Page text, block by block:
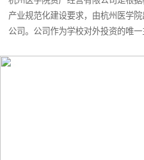
产业规范化建设要求，由杭州医学
公司。公司作为学校对外投资的唯
务。现因公司经营发展需要，特面向